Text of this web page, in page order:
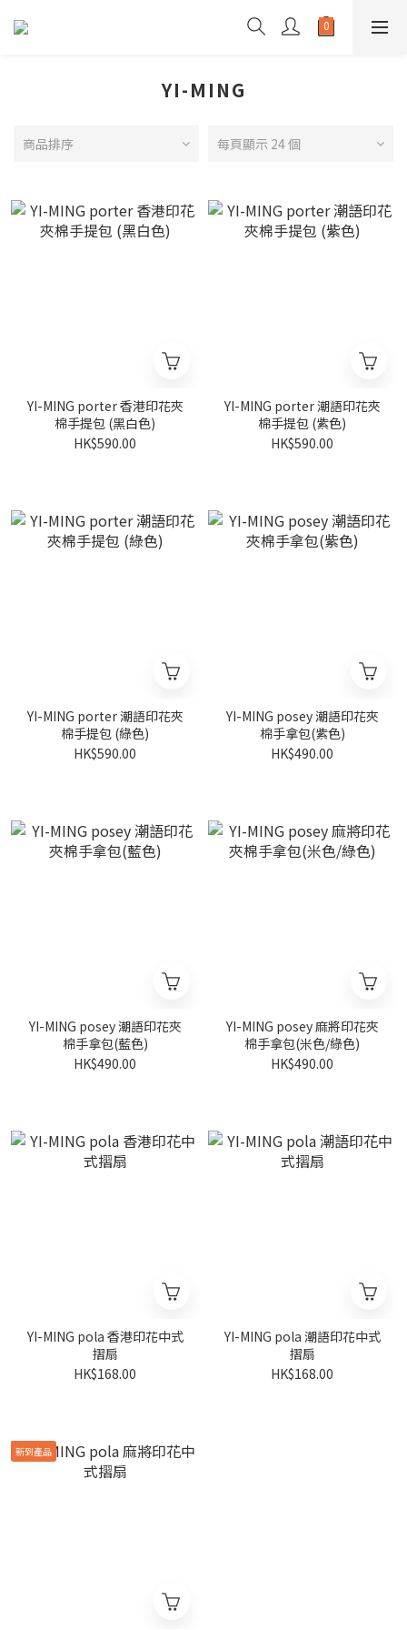
YI-MING
商品排序 每頁顯示 24 個
YI-MING porter 香港印花夾
棉手提包 (黑白色)
HK$590.00
YI-MING porter 潮語印花夾
棉手提包 (紫色)
HK$590.00
YI-MING porter 潮語印花夾
棉手提包 (綠色)
HK$590.00
YI-MING posey 潮語印花夾
棉手拿包(紫色)
HK$490.00
YI-MING posey 潮語印花夾
棉手拿包(藍色)
HK$490.00
YI-MING posey 麻將印花夾
棉手拿包(米色/綠色)
HK$490.00
YI-MING pola 香港印花中式
摺扇
HK$168.00
YI-MING pola 潮語印花中式
摺扇
HK$168.00
新到產品